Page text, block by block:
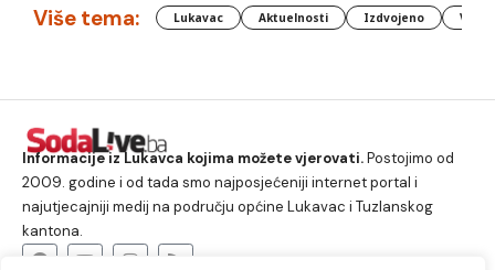
Više tema: Lukavac Aktuelnosti Izdvojeno
Informacije iz Lukavca kojima možete vjerovati.Postojimo od
2009. godine i od tada smo najposjećeniji internet portal i
najutjecajniji medij na području općine Lukavac i Tuzlanskog
kantona.